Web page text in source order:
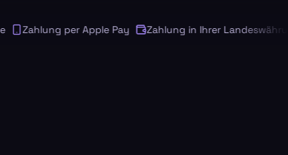
Zahlung per Apple Pay Zahlung in Ihrer Landeswährung